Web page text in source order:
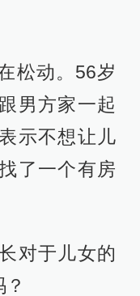
松动。56岁
男方家一起
示不想让儿
了一个有房
对于儿女的